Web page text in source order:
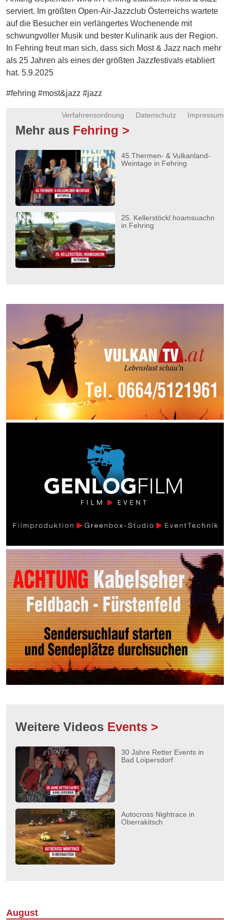
Energie
Schnöll
gfrogt
Zonen
Podcast
serviert. Im größten Open-Air-Jazzclub Österreichs wartete
auf die Besucher ein verlängertes Wochenende mit
schwungvoller Musik und bester Kulinarik aus der Region.
In Fehring freut man sich, dass sich Most & Jazz nach mehr
als 25 Jahren als eines der größten Jazzfestivals etabliert
hat. 5.9.2025
#fehring #most&jazz #jazz
Impressum
Datenschutz
Verfahrensordnung
Mehr aus Fehring >
45.Thermen- & Vulkanland-
Weintage in Fehring
25. Kellerstöckl hoamsuachn
in Fehring
Weitere Videos Events >
30 Jahre Retter Events in
Bad Loipersdorf
Autocross Nightrace in
Oberrakitsch
August